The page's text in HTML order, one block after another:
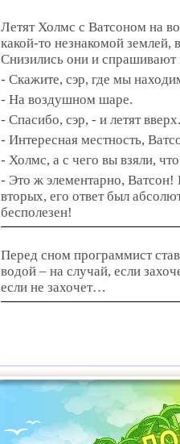
Летят Холмс с Ватсоном на
какой-то незнакомой землей,
Снизились они и
- Скажите, сэр, где мы
- На воздушном шаре.
- Спасибо, сэр, - и летят
- Интересная местность,
- Холмс, а с чего вы взяли,
- Это ж элементарно,
вторых, его ответ был
бесполезен!
Перед сном программист
водой – на случай, если
если не захочет…